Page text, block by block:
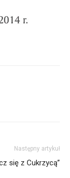
Następny artykuł
się z Cukrzycą”